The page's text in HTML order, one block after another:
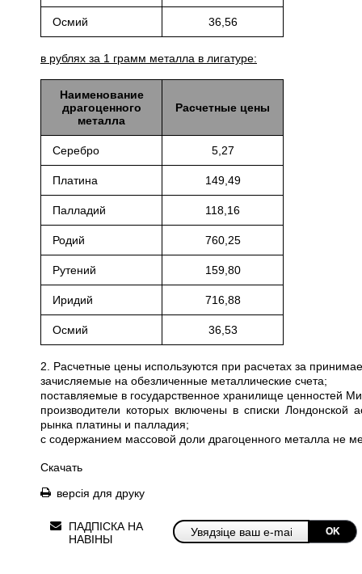
Осмий 36,56
в рублях за 1 грамм металла в лигатуре:
Наименование
драгоценного
металла
Расчетные цены
Серебро 5,27
Платина 149,49
Палладий 118,16
Родий 760,25
Рутений 159,80
Иридий 716,88
Осмий 36,53
2. Расчетные цены используются при расчетах за
зачисляемые на обезличенные металлические счета;
поставляемые в государственное хранилище ценностей
производители которых включены в списки Лондонской
рынка платины и палладия;
с содержанием массовой доли драгоценного металла не
Скачать
версія для друку
ПАДПІСКА НА
НАВІНЫ
OK